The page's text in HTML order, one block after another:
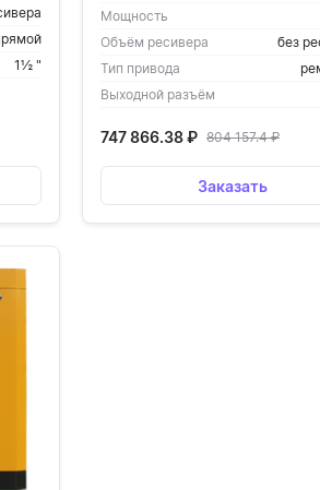
1½ "
Мощность
Объём ресивера
без
Тип привода
Выходной разъём
747 866.38₽ 804 157.4₽
Заказать